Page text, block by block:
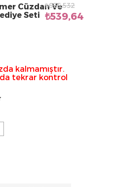
Cüzdan Ve
Seti
kalmamıştır.
tekrar kontrol
₺935,532
₺539,64